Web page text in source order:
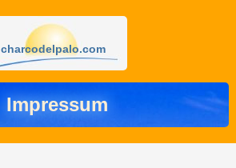
charcodelpalo.com
Impressum